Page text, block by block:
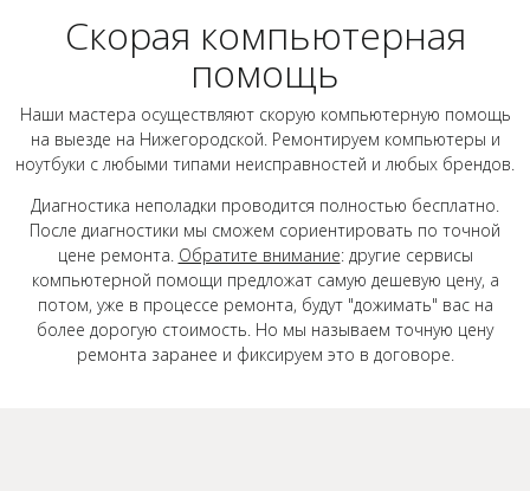
Скорая компьютерная
помощь
Наши мастера осуществляют скорую компьютерную помощь
на выезде на Нижегородской. Ремонтируем компьютеры и
ноутбуки с любыми типами неисправностей и любых брендов.
Диагностика неполадки проводится полностью бесплатно.
После диагностики мы сможем сориентировать по точной
цене ремонта. Обратите внимание: другие сервисы
компьютерной помощи предложат самую дешевую цену, а
потом, уже в процессе ремонта, будут "дожимать" вас на
более дорогую стоимость. Но мы называем точную цену
ремонта заранее и фиксируем это в договоре.